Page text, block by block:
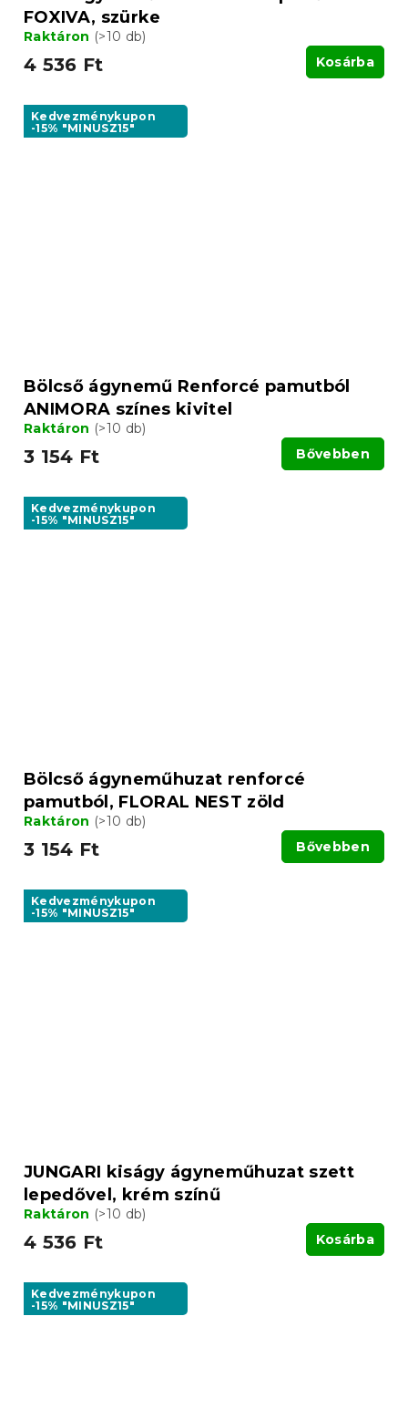
FOXIVA, szürke
Raktáron (>10 db)
4 536 Ft Kosárba
Kedvezménykupon
-15% "MINUSZ15"
Bölcső ágynemű Renforcé pamutból
ANIMORA színes kivitel
Raktáron (>10 db)
3 154 Ft Bővebben
Kedvezménykupon
-15% "MINUSZ15"
Bölcső ágyneműhuzat renforcé
pamutból, FLORAL NEST zöld
Raktáron (>10 db)
3 154 Ft Bővebben
Kedvezménykupon
-15% "MINUSZ15"
JUNGARI kiságy ágyneműhuzat szett
lepedővel, krém színű
Raktáron (>10 db)
4 536 Ft Kosárba
Kedvezménykupon
-15% "MINUSZ15"